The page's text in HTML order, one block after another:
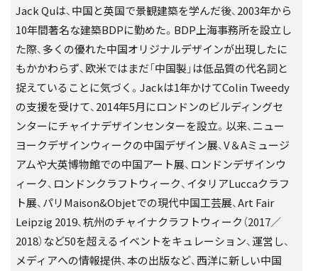
Jack Quは、中国と英国で景観建築を学んだ後、2003年から
10年間著名な建築BDPに勤めた。BDP上海事務所を設立し
た際、多くの優れた中国オリジナルデザインが出現したに
もかかわらず、欧米ではまだ「中国製」は低品質の代名詞と
捉えていることに気づく。Jackは1年かけてColin Tweedy
の支援を受けて、2014年5月にロンドンのビルディングセ
ンターにチャイナデザインセンターを設立。以来、ニュー
ヨークデザインウィークの中国デザイン展、V＆Aミュージ
アムや大英博物館での中国アート展、ロンドンデザインウ
ィーク、ロンドンクラフトウィーク、イタリアLuccaクラフ
ト展、パリMaison&Objetでの現代中国工芸展、Art Fair
Leipzig 2019、杭州のチャイナクラフトウィーク（2017／
2018）など50を超えるイベントをキュレーション、運営し、
メディアへの情報提供、本の出版など、西洋に新しい中国